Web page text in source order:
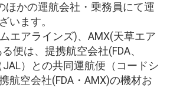
ほかの運航会社・乗務員にて運
います。
エアラインズ)、AMX(天草エア
便は、提携航空会社(FDA、
）との共同運航便（コードシ
航空会社(FDA・AMX)の機材お